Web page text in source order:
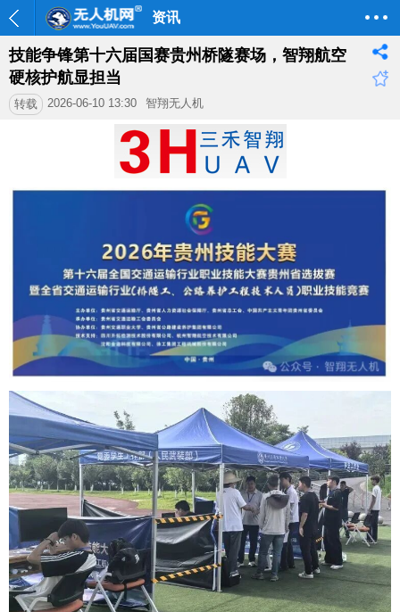
资讯
技能争锋第十六届国赛贵州桥隧赛场，智翔航空
硬核护航显担当
转载 2026-06-10 13:30 智翔无人机